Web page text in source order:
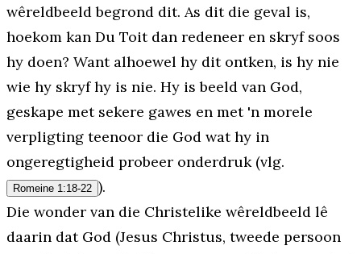
wêreldbeeld begrond dit. As dit die geval is,
hoekom kan Du Toit dan redeneer en skryf soos
hy doen? Want alhoewel hy dit ontken, is hy nie
wie hy skryf hy is nie. Hy is beeld van God,
geskape met sekere gawes en met 'n morele
verpligting teenoor die God wat hy in
ongeregtigheid probeer onderdruk (vlg.
Romeine 1:18-22 ).
Die wonder van die Christelike wêreldbeeld lê
daarin dat God (Jesus Christus, tweede persoon